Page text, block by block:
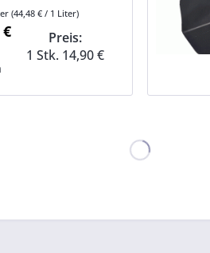
der EPDM-Bahnen
eingesetzt (an
Wand) oder
von
(44,48 € / 1 Liter)
Preis:
1 Stk. 14,90 €